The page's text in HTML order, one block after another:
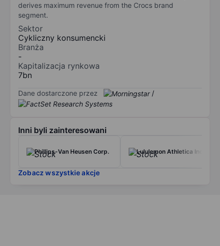
derives maximum revenue from the Crocs brand
segment.
Sektor
Cykliczny konsumencki
Branża
-
Kapitalizacja rynkowa
7bn
Dane dostarczone przez /
Inni byli zainteresowani
Phillips-Van Heusen Corp. Lululemon Athletica Inc.
Zobacz wszystkie akcje